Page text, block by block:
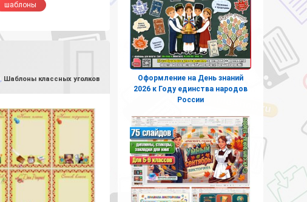
шаблоны
, Шаблоны классных уголков
Оформление на День знаний
2026 к Году единства народов
России